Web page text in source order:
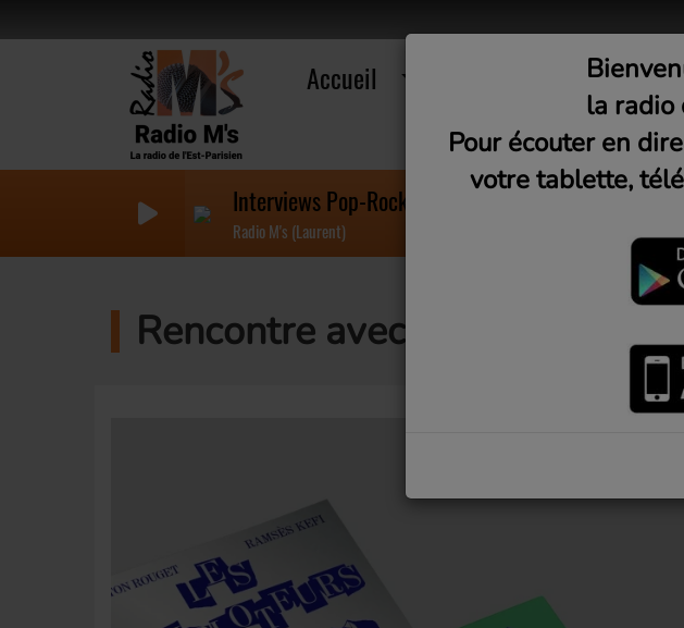
Accueil
Interviews Pop-Rock (Vendredi 20h)
Radio M's (Laurent)
Rencontre avec Pierre Levent
la radio
Pour écouter en
votre tablette,